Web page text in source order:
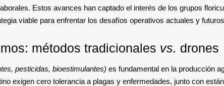
Estos avances han captado el interés de los grupos
viable para enfrentar los desafíos operativos actuales y
métodos tradicionales vs. drones
pesticidas, bioestimulantes) es fundamental en la producción
exigen cero tolerancia a plagas y enfermedades, junto con